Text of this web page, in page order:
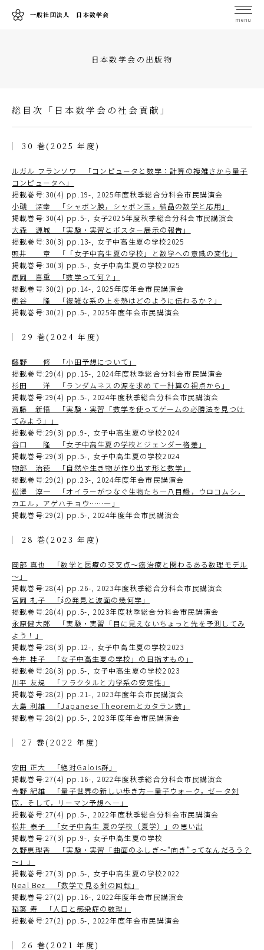
一般社団法人 日本数学会
menu
日本数学会の出版物
総目次「日本数学会の社会貢献」
30 巻(2025 年度)
ルガル フランソワ 「コンピュータと数学：計算の複雑さから量子
コンピュータへ」
掲載巻号:30(4) pp.19-, 2025年度秋季総合分科会市民講演会
小磯 深幸 「シャボン膜，シャボン玉，結晶の数学と応用」
掲載巻号:30(4) pp.5-, 女子2025年度秋季総合分科会市民講演会
大森 源城 「実験・実習とポスター展示の報告」
掲載巻号:30(3) pp.13-, 女子中高生夏の学校2025
照井 章 「「女子中高生夏の学校」と数学への意識の変化」
掲載巻号:30(3) pp.5-, 女子中高生夏の学校2025
原岡 喜重 「数学って何？」
掲載巻号:30(2) pp.14-, 2025年度年会市民講演会
熊谷 隆 「複雑な系の上を熱はどのように伝わるか？」
掲載巻号:30(2) pp.5-, 2025年度年会市民講演会
29 巻(2024 年度)
藤野 修 「小田予想について」
掲載巻号:29(4) pp.15-, 2024年度秋季総合分科会市民講演会
杉田 洋 「ランダムネスの源を求めて―計算の視点から」
掲載巻号:29(4) pp.5-, 2024年度秋季総合分科会市民講演会
斎藤 新悟 「実験・実習「数学を使ってゲームの必勝法を見つけ
てみよう」」
掲載巻号:29(3) pp.9-, 女子中高生夏の学校2024
谷口 隆 「女子中高生夏の学校とジェンダー格差」
掲載巻号:29(3) pp.5-, 女子中高生夏の学校2024
物部 治徳 「自然や生き物が作り出す形と数学」
掲載巻号:29(2) pp.23-, 2024年度年会市民講演会
松澤 淳一 「オイラーがつなぐ生物たち―八目鰻，ウロコムシ，
カエル，アゲハチョウ……―」
掲載巻号:29(2) pp.5-, 2024年度年会市民講演会
28 巻(2023 年度)
岡部 真也 「数学と医療の交叉点～癌治療と関わるある数理モデル
～」
掲載巻号:28(4) pp.26-, 2023年度秋季総合分科会市民講演会
宮岡 礼子 「i
i の発見と波面の幾何学」
掲載巻号:28(4) pp.5-, 2023年度秋季総合分科会市民講演会
永原健大郎 「実験・実習「目に見えないちょっと先を予測してみ
よう！」
掲載巻号:28(3) pp.12-, 女子中高生夏の学校2023
今井 桂子 「女子中高生夏の学校」の目指すもの」
掲載巻号:28(3) pp.5-, 女子中高生夏の学校2023
川平 友規 「フラクタルと力学系の安定性」
掲載巻号:28(2) pp.21-, 2023年度年会市民講演会
大島 利雄 「Japanese Theoremとカタラン数」
掲載巻号:28(2) pp.5-, 2023年度年会市民講演会
27 巻(2022 年度)
安田 正大 「絶対Galois群」
掲載巻号:27(4) pp.16-, 2022年度秋季総合分科会市民講演会
今野 紀雄 「量子世界の新しい歩き方―量子ウォーク，ゼータ対
応，そして，リーマン予想へ―」
掲載巻号:27(4) pp.5-, 2022年度秋季総合分科会市民講演会
松井 泰子 「女子中高生 夏の学校（夏学）」の思い出
掲載巻号:27(3) pp.9-, 女子中高生夏の学校
久野恵理香 「実験・実習「曲面のふしぎ～“向き”ってなんだろう？
～」」
掲載巻号:27(3) pp.5-, 女子中高生夏の学校2022
Neal Bez 「数学で見る針の回転」
掲載巻号:27(2) pp.16-, 2022年度年会市民講演会
稲葉 寿 「人口と感染症の数理」
掲載巻号:27(2) pp.5-, 2022年度年会市民講演会
26 巻(2021 年度)